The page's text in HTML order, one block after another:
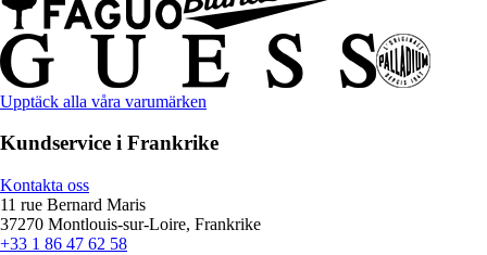
Upptäck alla våra varumärken
Kundservice i Frankrike
Kontakta oss
11 rue Bernard Maris
37270 Montlouis-sur-Loire, Frankrike
+33 1 86 47 62 58